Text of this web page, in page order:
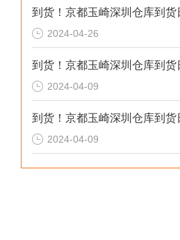
2024-04-26
2024-04-09
2024-04-09